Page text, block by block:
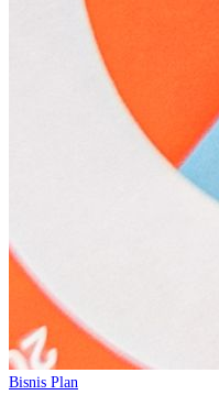
Bisnis Plan